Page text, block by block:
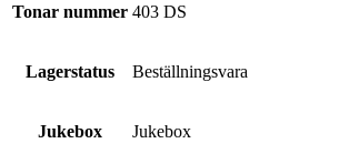
Tonar nummer 403 DS
Lagerstatus Beställningsvara
Jukebox Jukebox